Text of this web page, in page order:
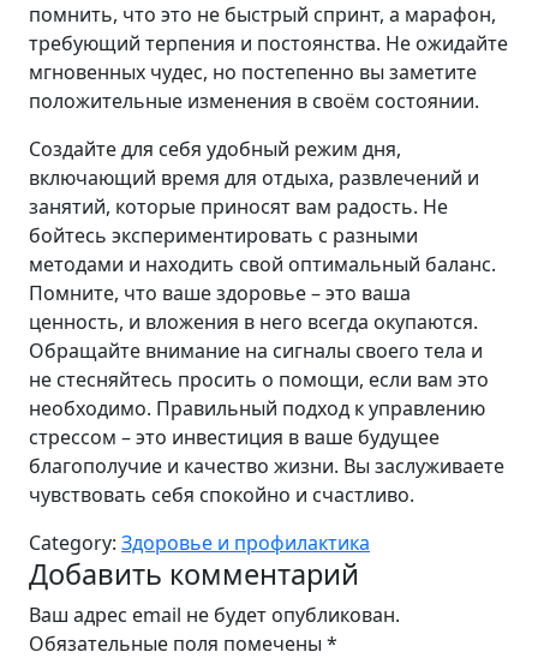
помнить, что это не быстрый спринт, а марафон,
требующий терпения и постоянства. Не ожидайте
мгновенных чудес, но постепенно вы заметите
положительные изменения в своём состоянии.
Создайте для себя удобный режим дня,
включающий время для отдыха, развлечений и
занятий, которые приносят вам радость. Не
бойтесь экспериментировать с разными
методами и находить свой оптимальный баланс.
Помните, что ваше здоровье – это ваша
ценность, и вложения в него всегда окупаются.
Обращайте внимание на сигналы своего тела и
не стесняйтесь просить о помощи, если вам это
необходимо. Правильный подход к управлению
стрессом – это инвестиция в ваше будущее
благополучие и качество жизни. Вы заслуживаете
чувствовать себя спокойно и счастливо.
Category: Здоровье и профилактика
Добавить комментарий
Ваш адрес email не будет опубликован.
Обязательные поля помечены *